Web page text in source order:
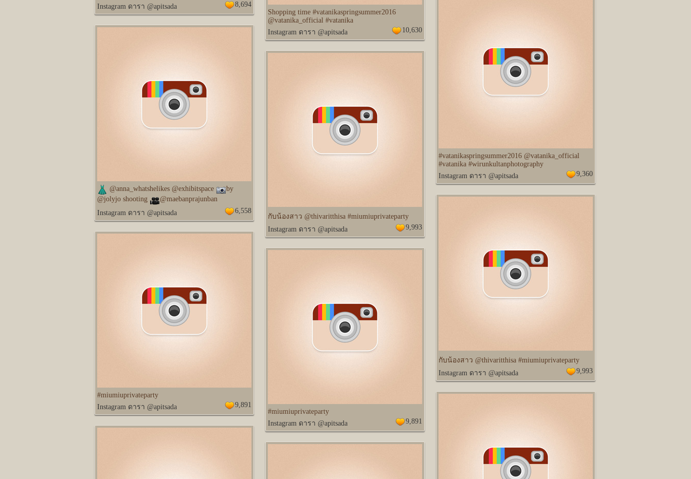
Instagram ดารา @apitsada
8,694
Shopping time #vatanikaspringsummer2016
@vatanika_official #vatanika
Instagram ดารา @apitsada
10,630
#vatanikaspringsummer2016 @vatanika_official
#vatanika #wirunkultanphotography
Instagram ดารา @apitsada
9,360
@anna_whatshelikes @exhibitspace
by
@jolyjo shooting
@maebanprajunban
Instagram ดารา @apitsada
6,558
กับน้องสาว @thivaritthisa #miumiuprivateparty
Instagram ดารา @apitsada
9,993
กับน้องสาว @thivaritthisa #miumiuprivateparty
Instagram ดารา @apitsada
9,993
#miumiuprivateparty
Instagram ดารา @apitsada
9,891
#miumiuprivateparty
Instagram ดารา @apitsada
9,891